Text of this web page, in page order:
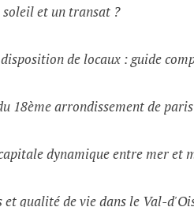
et un transat ?
de locaux : guide
18ème arrondissement de paris
dynamique entre mer et
qualité de vie dans le Val-